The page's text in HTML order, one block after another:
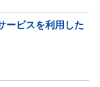
ービスを利用した